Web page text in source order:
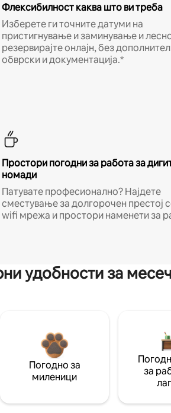
Флексибилност каква што ви треба
Изберете ги точните датуми на
пристигнување и заминување и
резервирајте онлајн, без
обврски и документација.*
Простори погодни за работа за
номади
Патувате професионално? Најдете
сместување за долгорочен престој
wifi мрежа и простори наменети за
удобности за
Погодно за
миленици
за